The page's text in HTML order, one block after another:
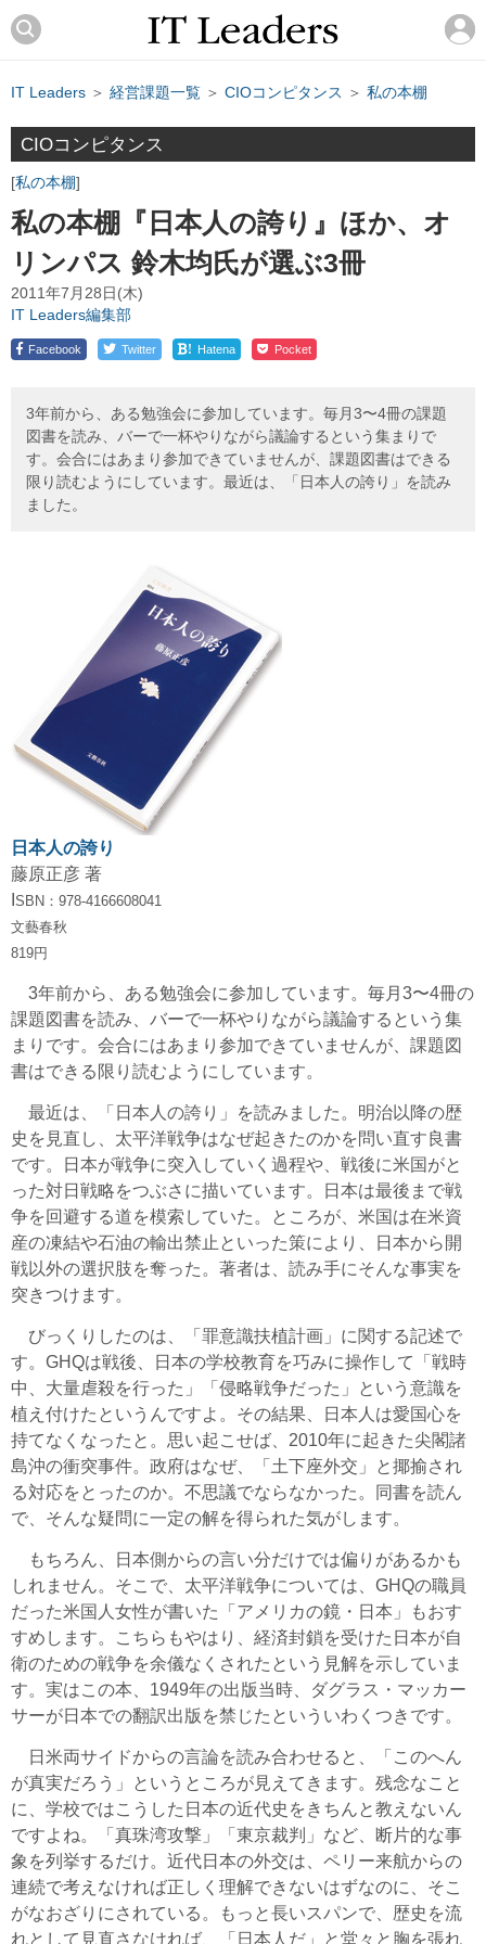
IT Leaders ＞ 経営課題一覧 ＞ CIOコンピタンス ＞ 私の本棚
CIOコンピタンス
私の本棚
私の本棚『日本人の誇り』ほか、オ
リンパス 鈴木均氏が選ぶ3冊
2011年7月28日(木)
IT Leaders編集部
Facebook Twitter ! Hatena Pocket
3年前から、ある勉強会に参加しています。毎月3〜4冊の課題
図書を読み、バーで一杯やりながら議論するという集まりで
す。会合にはあまり参加できていませんが、課題図書はできる
限り読むようにしています。最近は、「日本人の誇り」を読み
ました。
日本人の誇り
藤原正彦 著
SBN：978-4166608041
文藝春秋
819円
3年前から、ある勉強会に参加しています。毎月3〜4冊の
課題図書を読み、バーで一杯やりながら議論するという集
まりです。会合にはあまり参加できていませんが、課題図
書はできる限り読むようにしています。
最近は、「日本人の誇り」を読みました。明治以降の歴
史を見直し、太平洋戦争はなぜ起きたのかを問い直す良書
です。日本が戦争に突入していく過程や、戦後に米国がと
った対日戦略をつぶさに描いています。日本は最後まで戦
争を回避する道を模索していた。ところが、米国は在米資
産の凍結や石油の輸出禁止といった策により、日本から開
戦以外の選択肢を奪った。著者は、読み手にそんな事実を
突きつけます。
びっくりしたのは、「罪意識扶植計画」に関する記述で
す。GHQは戦後、日本の学校教育を巧みに操作して「戦時
中、大量虐殺を行った」「侵略戦争だった」という意識を
植え付けたというんですよ。その結果、日本人は愛国心を
持てなくなったと。思い起こせば、2010年に起きた尖閣諸
島沖の衝突事件。政府はなぜ、「土下座外交」と揶揄され
る対応をとったのか。不思議でならなかった。同書を読ん
で、そんな疑問に一定の解を得られた気がします。
もちろん、日本側からの言い分だけでは偏りがあるかも
しれません。そこで、太平洋戦争については、GHQの職員
だった米国人女性が書いた「アメリカの鏡・日本」もおす
すめします。こちらもやはり、経済封鎖を受けた日本が自
衛のための戦争を余儀なくされたという見解を示していま
す。実はこの本、1949年の出版当時、ダグラス・マッカー
サーが日本での翻訳出版を禁じたといういわくつきです。
日米両サイドからの言論を読み合わせると、「このへん
が真実だろう」というところが見えてきます。残念なこと
に、学校ではこうした日本の近代史をきちんと教えないん
ですよね。「真珠湾攻撃」「東京裁判」など、断片的な事
象を列挙するだけ。近代日本の外交は、ペリー来航からの
連続で考えなければ正しく理解できないはずなのに、そこ
がなおざりにされている。もっと長いスパンで、歴史を流
れとして見直さなければ、「日本人だ」と堂々と胸を張れ